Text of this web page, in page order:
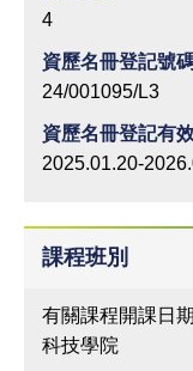
4
資歷名冊登記號
24/001095/L3
資歷名冊登記有
2025.01.20-
課程班別
有關課程開課日
科技學院